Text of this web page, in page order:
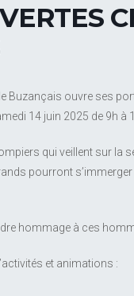
Buzançais ouvre ses
14 juin 2025 de 9h à
qui veillent sur la
pourront
hommage à ces
et animations :